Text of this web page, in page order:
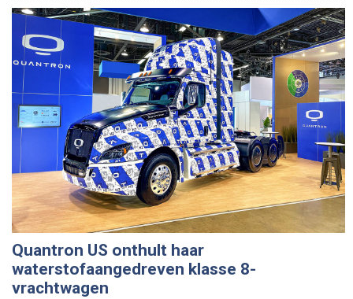
Quantron US onthult haar
waterstofaangedreven klasse 8-
vrachtwagen